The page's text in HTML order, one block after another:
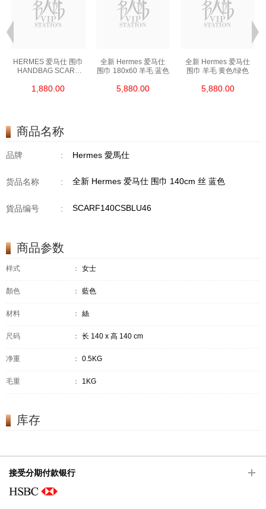
HERMES 爱马仕 围巾
HANDBAG SCARF
1,880.00
全新 Hermes 爱马仕
围巾 180x60 羊毛 蓝色
5,880.00
全新 Hermes 爱马仕
围巾 羊毛 黄色/绿色
5,880.00
商品名称
品牌 : Hermes 愛馬仕
货品名称 : 全新 Hermes 爱马仕 围巾 140cm 丝 蓝色
貨品编号 : SCARF140CSBLU46
商品参数
样式 ： 女士
顏色 ： 藍色
材料 ： 絲
尺码 ： 长 140 x 高 140 cm
净重 ： 0.5KG
毛重 ： 1KG
库存
接受分期付款银行